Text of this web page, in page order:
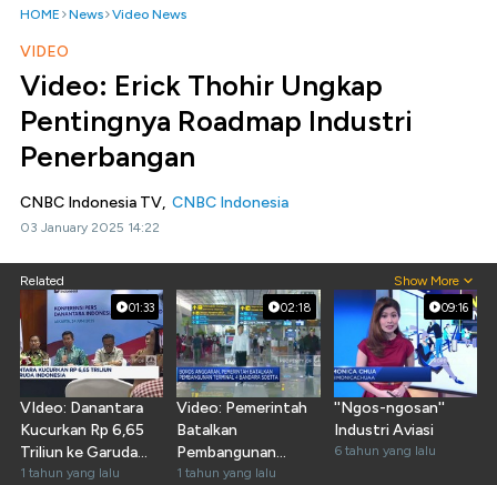
HOME News Video News
VIDEO
Video: Erick Thohir Ungkap
Pentingnya Roadmap Industri
Penerbangan
CNBC Indonesia TV, CNBC Indonesia
03 January 2025 14:22
Related Show More
01:33
VIdeo: Danantara
Kucurkan Rp 6,65
Triliun ke Garuda
Indonesia
1 tahun yang lalu
02:18
Video: Pemerintah
Batalkan
Pembangunan
Terminal 4 Bandara
1 tahun yang lalu
09:16
''Ngos-ngosan''
Industri Aviasi
6 tahun yang lalu